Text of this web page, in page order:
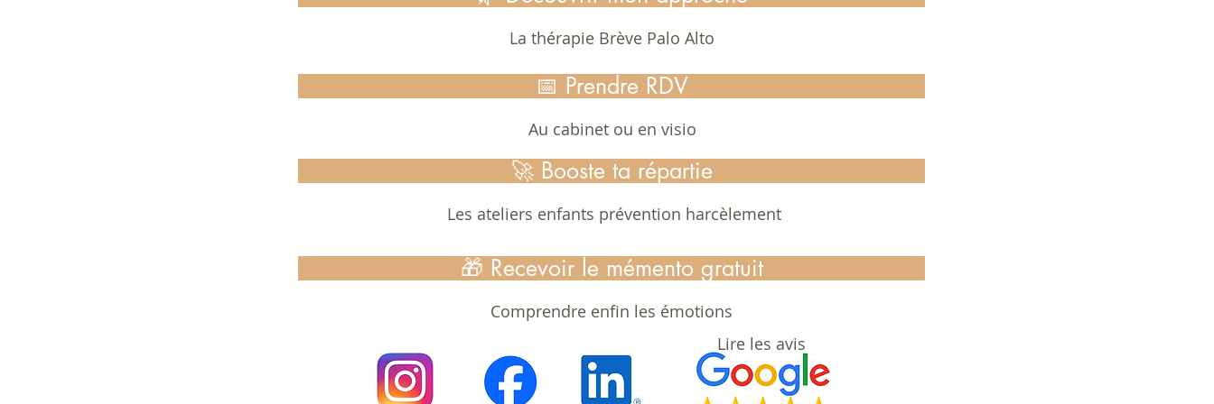
La thérapie Brève Palo Alto
📅 Prendre RDV
Au cabinet ou en visio
🚀 Booste ta répartie
Les ateliers enfants prévention harcèlement
🎁 Recevoir le mémento gratuit
Comprendre enfin les émotions
Lire les avis